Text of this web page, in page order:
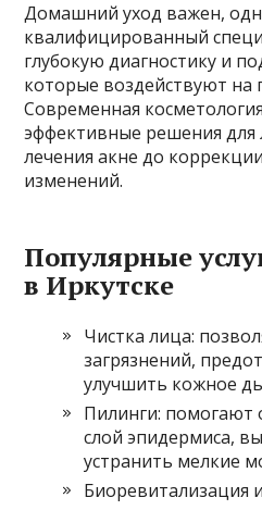
Домашний уход важен,
квалифицированный
глубокую диагностику и
которые воздействуют на
Современная
эффективные решения для
лечения акне до
изменений.
Популярные
в Иркутске
Чистка лица:
загрязнений,
улучшить кожное
Пилинги: помогают
слой эпидермиса,
устранить мелкие
Биоревитализация